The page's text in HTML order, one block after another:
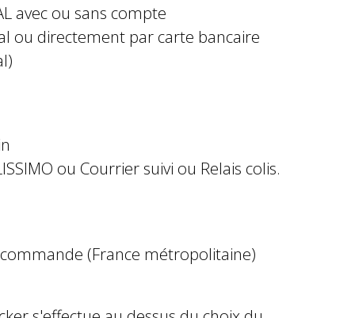
avec ou sans compte
ou directement par carte bancaire
ou Courrier suivi ou Relais colis.
(France métropolitaine)